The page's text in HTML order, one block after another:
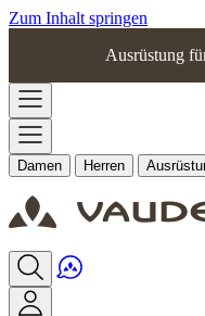
Zum Inhalt springen
Ausrüstung
Damen Herren